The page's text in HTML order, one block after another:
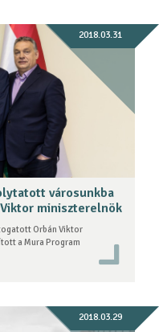
2018.03.31
városunkba
miniszterelnök
Orbán Viktor
a Mura Program
2018.03.29